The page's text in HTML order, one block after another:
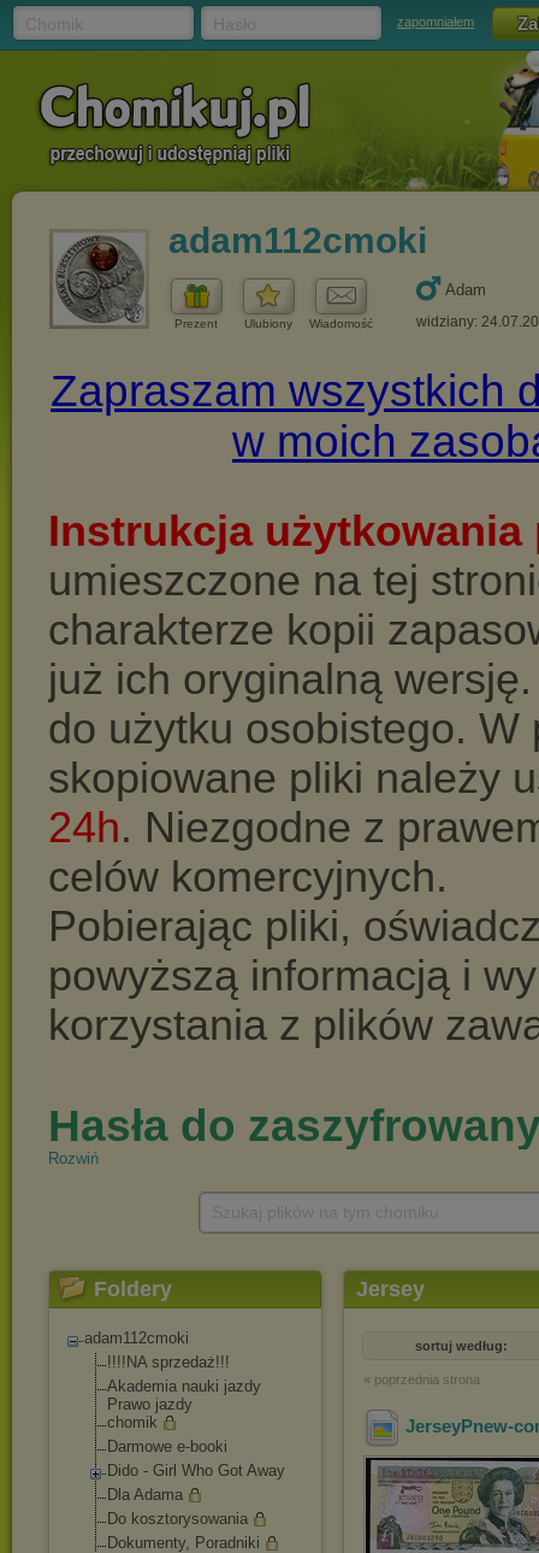
zapomniałem
adam112cmoki
Prezent Ulubiony Wiadomość
Adam
widziany:
Rozwiń
Foldery
adam112cmoki
!!!!NA sprzedaż!!!
Akademia nauki jazdy
Prawo jazdy
chomik
Darmowe e-booki
Dido - Girl Who Got Away
Dla Adama
Do kosztorysowania
Dokumenty, Poradniki
Jersey
sortuj według:
« poprzednia strona
JerseyPnew-